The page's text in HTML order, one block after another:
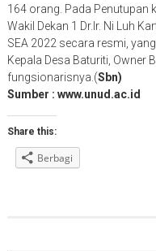
164 orang. Pada Penutupan
Wakil Dekan 1 Dr.Ir. Ni Luh
SEA 2022 secara resmi,
Kepala Desa Baturiti, Owner
fungsionarisnya.(Sbn)
Sumber : www.unud.ac.id
Share this:
Berbagi